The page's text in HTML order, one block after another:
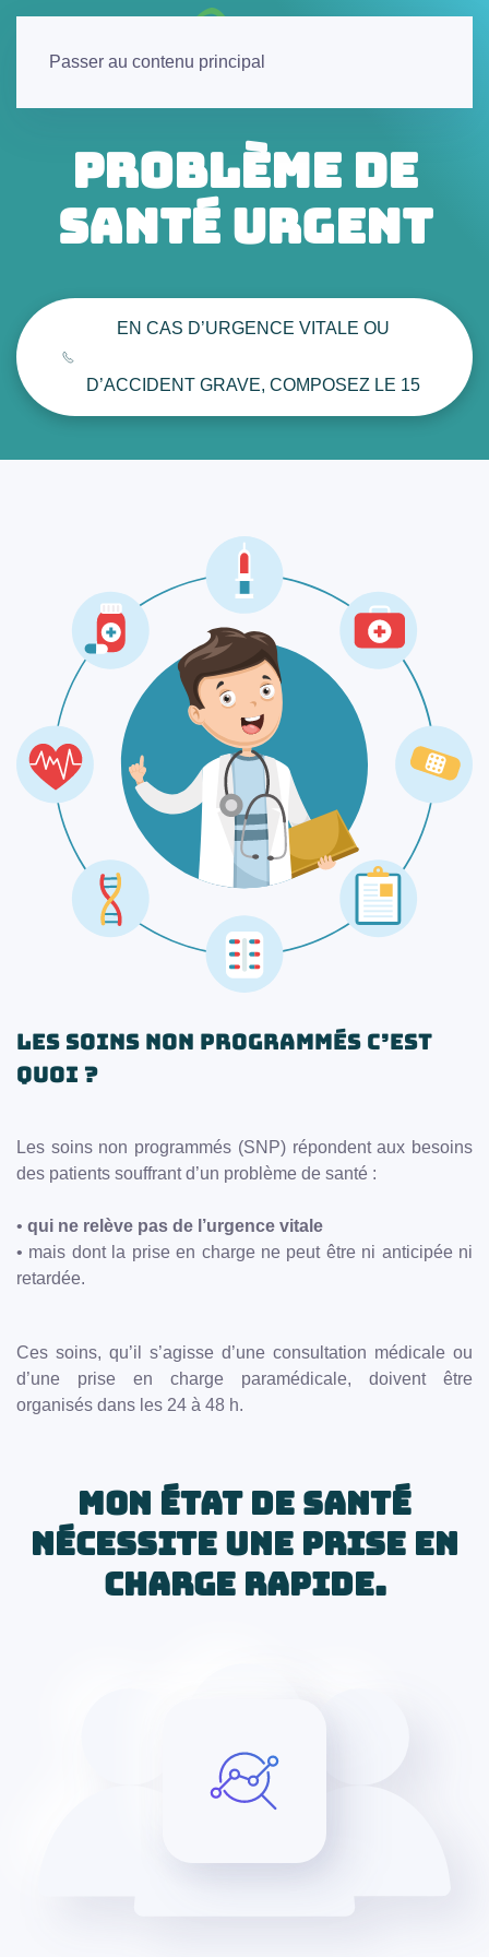
Passer au contenu principal
Problème de
santé URGENT
EN CAS D’URGENCE VITALE OU
D’ACCIDENT GRAVE, COMPOSEZ LE 15
Les soins Non programmés c’est
quoi ?
Les soins non programmés (SNP) répondent aux besoins
des patients souffrant d’un problème de santé :
• qui ne relève pas de l’urgence vitale
• mais dont la prise en charge ne peut être ni anticipée ni
retardée.
Ces soins, qu’il s’agisse d’une consultation médicale ou
d’une prise en charge paramédicale, doivent être
organisés dans les 24 à 48 h.
Mon état de santé
nécessite une prise en
charge rapide.